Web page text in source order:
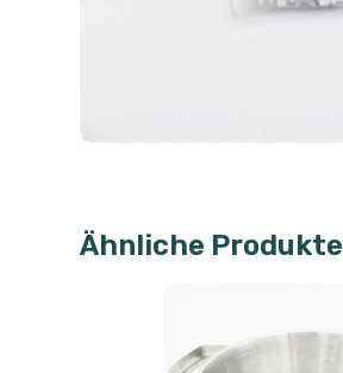
Ähnliche Produkte